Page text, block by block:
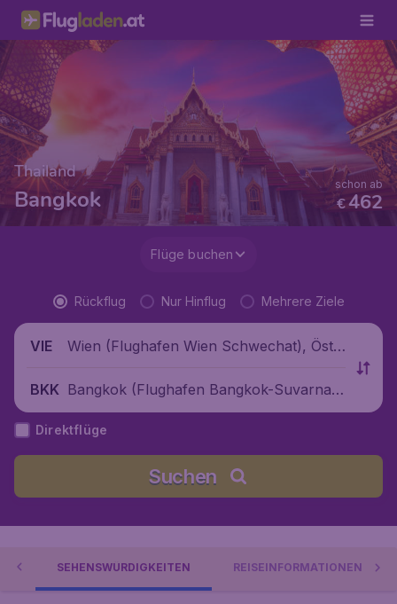
Thailand
Bangkok €462
schon ab
Flüge buchen
Rückflug Nur Hinflug Mehrere Ziele
VIE
Wien (Flughafen Wien Schwechat), Öste
BKK Bangkok (Flughafen Bangkok-Suvarnab
humi), Thailand
Direktflüge
Suchen
SEHENSWÜRDIGKEITEN REISEINFORMATIONEN